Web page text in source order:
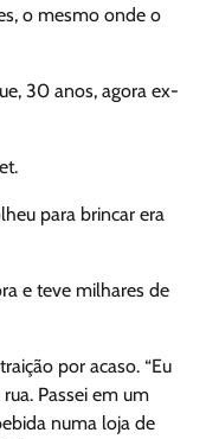
o mesmo onde o
30 anos, agora ex-
para brincar era
e teve milhares de
por acaso. “Eu
Passei em um
numa loja de